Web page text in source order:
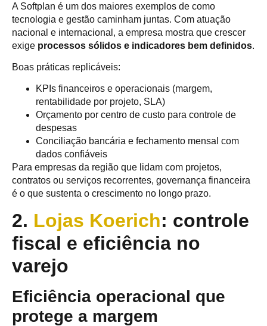
A Softplan é um dos maiores exemplos de como
tecnologia e gestão caminham juntas. Com atuação
nacional e internacional, a empresa mostra que crescer
exige processos sólidos e indicadores bem definidos.
Boas práticas replicáveis:
KPIs financeiros e operacionais (margem,
rentabilidade por projeto, SLA)
Orçamento por centro de custo para controle de
despesas
Conciliação bancária e fechamento mensal com
dados confiáveis
Para empresas da região que lidam com projetos,
contratos ou serviços recorrentes, governança financeira
é o que sustenta o crescimento no longo prazo.
2. Lojas Koerich: controle
fiscal e eficiência no
varejo
Eficiência operacional que
protege a margem